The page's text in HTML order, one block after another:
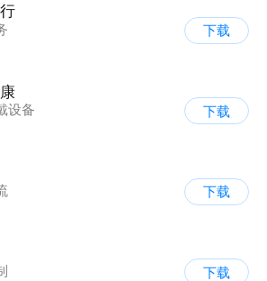
下载
设备
下载
下载
下载